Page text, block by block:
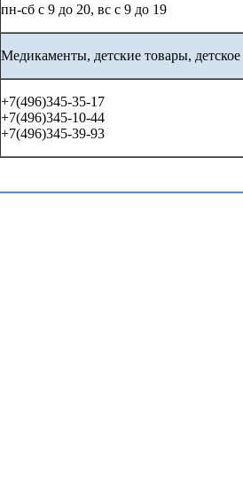
пн-сб с 9 до 20, вс с 9 до 19
Медикаменты, детские товары,
+7(496)345-35-17
+7(496)345-10-44
+7(496)345-39-93